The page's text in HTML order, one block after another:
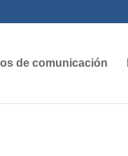
de comunicación